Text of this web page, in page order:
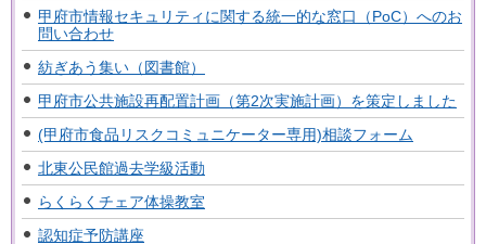
甲府市情報セキュリティに関する統一的な窓口（PoC）へのお
問い合わせ
紡ぎあう集い（図書館）
甲府市公共施設再配置計画（第2次実施計画）を策定しました
(甲府市食品リスクコミュニケーター専用)相談フォーム
北東公民館過去学級活動
らくらくチェア体操教室
認知症予防講座